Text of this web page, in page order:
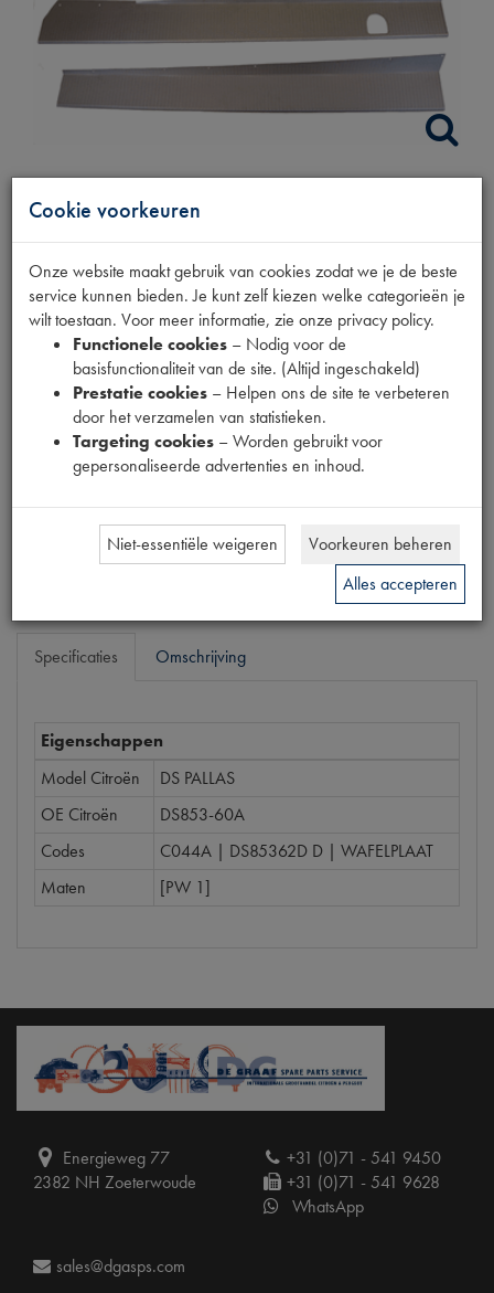
SIERPLATENSET
ALUMINIUM
Fabrikant
Productnummer
1740584
188
Specificaties Omschrijving
Eigenschappen
Model Citroën
DS PALLAS
OE Citroën
DS853-60A
Codes
C044A | DS85362D D | WAFELPLAAT
Maten
[PW 1]
Energieweg 77
2382 NH Zoeterwoude
+31 (0)71 - 541 9450
+31 (0)71 - 541 9628
WhatsApp
sales@dgasps.com
Cookie voorkeuren
Onze website maakt gebruik van cookies zodat we je de beste
service kunnen bieden. Je kunt zelf kiezen welke categorieën je
wilt toestaan. Voor meer informatie, zie onze privacy policy.
Functionele cookies – Nodig voor de
basisfunctionaliteit van de site. (Altijd ingeschakeld)
Prestatie cookies – Helpen ons de site te verbeteren
door het verzamelen van statistieken.
Targeting cookies – Worden gebruikt voor
gepersonaliseerde advertenties en inhoud.
Niet-essentiële weigeren
Voorkeuren beheren
Alles accepteren